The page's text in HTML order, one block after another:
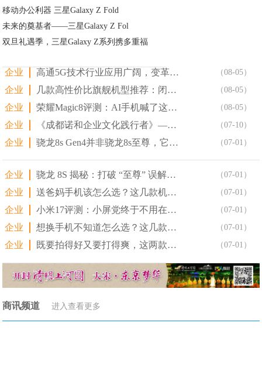
移动办公利器 三星Galaxy Z Fold
未来的奠基者——三星Galaxy Z Fol
双旦礼遇季，三星Galaxy Z系列携多重福
企业 高通5G技术行业应用广阔，变革汽车使用体验 （08-05）
企业 几款高性价比旗舰机型推荐：闭眼入，不踩坑 （08-05）
企业 荣耀Magic8评测：AI手机喊了这么多年，这台终于像个 （08-05）
企业 《成都诺和企业文化践行者》—践行文化，榜样力量 （07-10）
企业 骁龙8s Gen4并非骁龙8s至尊，它到底是一款怎样的芯 （07-01）
企业 骁龙 8S 揭秘：打破 “至尊” 误解，还原真实性能 （07-01）
企业 送爸妈手机该怎么选？这几款机型，让关怀更显高端与贴心 （07-01）
企业 小米17评测：小屏党终于不用在性能和手感之间做选择了 （07-01）
企业 想换手机不知道怎么选？这几款骁龙旗舰机帮你把把关 （07-01）
企业 既要拍得好又要打得爽，这两款骁龙8至尊版旗舰一步到位 （07-01）
商讯频道 进入查看更多